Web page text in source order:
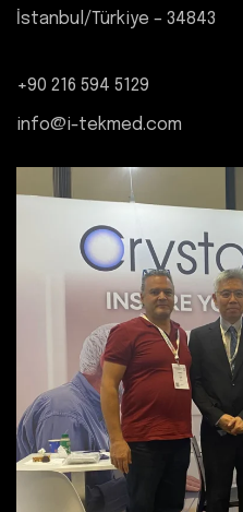
İstanbul/Türkiye – 34843
+90 216 594 5129
info@i-tekmed.com